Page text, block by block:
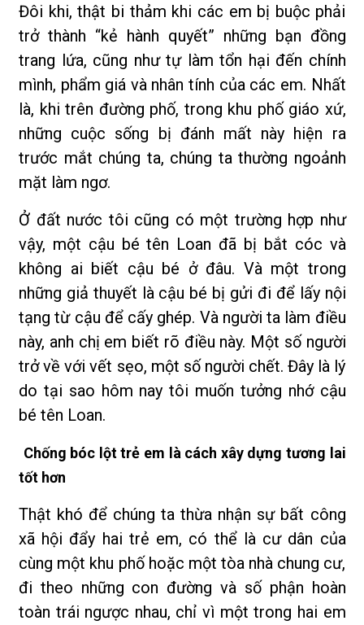
Đôi khi, thật bi thảm khi các em bị buộc phải
trở thành “kẻ hành quyết” những bạn đồng
trang lứa, cũng như tự làm tổn hại đến chính
mình, phẩm giá và nhân tính của các em. Nhất
là, khi trên đường phố, trong khu phố giáo xứ,
những cuộc sống bị đánh mất này hiện ra
trước mắt chúng ta, chúng ta thường ngoảnh
mặt làm ngơ.
Ở đất nước tôi cũng có một trường hợp như
vậy, một cậu bé tên Loan đã bị bắt cóc và
không ai biết cậu bé ở đâu. Và một trong
những giả thuyết là cậu bé bị gửi đi để lấy nội
tạng từ cậu để cấy ghép. Và người ta làm điều
này, anh chị em biết rõ điều này. Một số người
trở về với vết sẹo, một số người chết. Đây là lý
do tại sao hôm nay tôi muốn tưởng nhớ cậu
bé tên Loan.
Chống bóc lột trẻ em là cách xây dựng tương lai
tốt hơn
Thật khó để chúng ta thừa nhận sự bất công
xã hội đẩy hai trẻ em, có thể là cư dân của
cùng một khu phố hoặc một tòa nhà chung cư,
đi theo những con đường và số phận hoàn
toàn trái ngược nhau, chỉ vì một trong hai em